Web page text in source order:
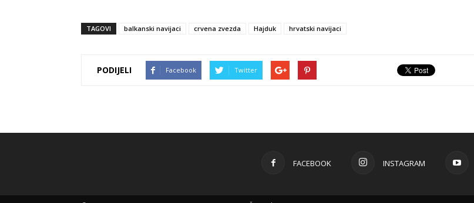
TAGOVI balkanski navijaci crvena zvezda Hajduk hrvatski navijaci
PODIJELI Facebook Twitter
FACEBOOK INSTAGRAM